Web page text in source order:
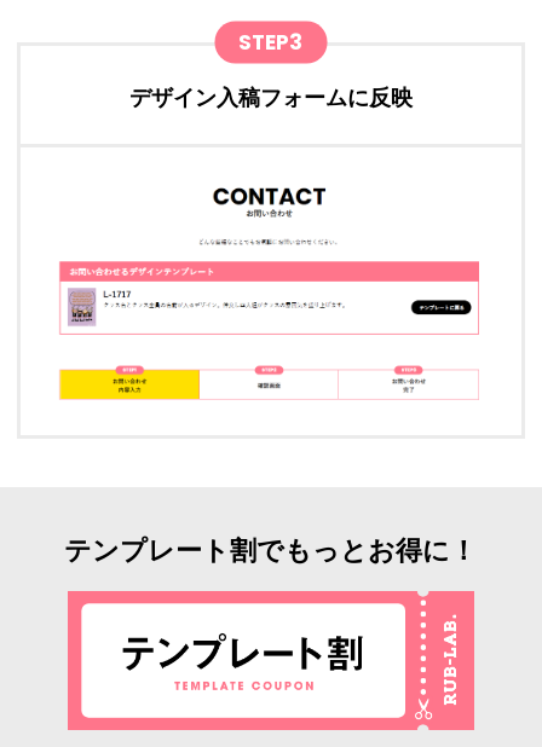
STEP3
デザイン入稿フォームに反映
テンプレート割でもっとお得に！